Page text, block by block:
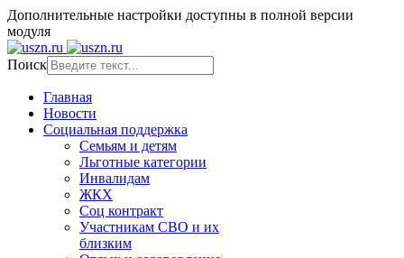
Дополнительные настройки доступны в полной версии
модуля
Поиск
Главная
Новости
Социальная поддержка
Семьям и детям
Льготные категории
Инвалидам
ЖКХ
Соц контракт
Участникам СВО и их
близким